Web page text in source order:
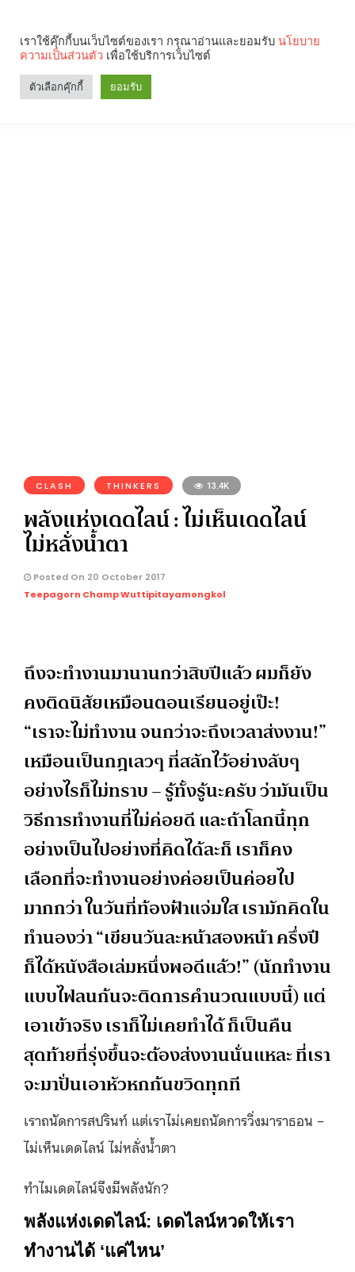
CLASH THINKERS 13.4K
พลังแห่งเดดไลน์ : ไม่เห็นเดดไลน์
ไม่หลั่งน้ำตา
Posted On 20 October 2017
Teepagorn Champ Wuttipitayamongkol
ถึงจะทำงานมานานกว่าสิบปีแล้ว ผมก็ยัง
คงติดนิสัยเหมือนตอนเรียนอยู่เป๊ะ!
“เราจะไม่ทำงาน จนกว่าจะถึงเวลาส่งงาน​!”
เหมือนเป็นกฎเลวๆ ที่สลักไว้อย่างลับๆ
อย่างไรก็ไม่ทราบ – รู้ทั้งรู้นะครับ ว่ามันเป็น
วิธีการทำงานที่ไม่ค่อยดี และถ้าโลกนี้ทุก
อย่างเป็นไปอย่างที่คิดได้ละก็ เราก็คง
เลือกที่จะทำงานอย่างค่อยเป็นค่อยไป
มากกว่า ในวันที่ท้องฟ้าแจ่มใส เรามักคิดใน
ทำนองว่า “เขียนวันละหน้าสองหน้า ครึ่งปี
ก็ได้หนังสือเล่มหนึ่งพอดีแล้ว!” (นักทำงาน
แบบไฟลนก้นจะติดการคำนวณแบบนี้) แต่
เอาเข้าจริง เราก็ไม่เคยทำได้ ก็เป็นคืน
สุดท้ายที่รุ่งขึ้นจะต้องส่งงานนั่นแหละ ที่เรา
จะมาปั่นเอาหัวหกก้นขวิดทุกที
เราถนัดการสปรินท์ แต่เราไม่เคยถนัดการวิ่งมาราธอน –
ไม่เห็นเดดไลน์​ ไม่หลั่งน้ำตา
ทำไมเดดไลน์จึงมีพลังนัก?
พลังแห่งเดดไลน์: เดดไลน์หวดให้เรา
ทำงานได้ ‘แค่ไหน’
เราใช้คุ๊กกี้บนเว็บไซต์ของเรา กรุณาอ่านและยอมรับ นโยบาย
ความเป็นส่วนตัว เพื่อใช้บริการเว็บไซต์
ตัวเลือกคุ๊กกี้ ยอมรับ